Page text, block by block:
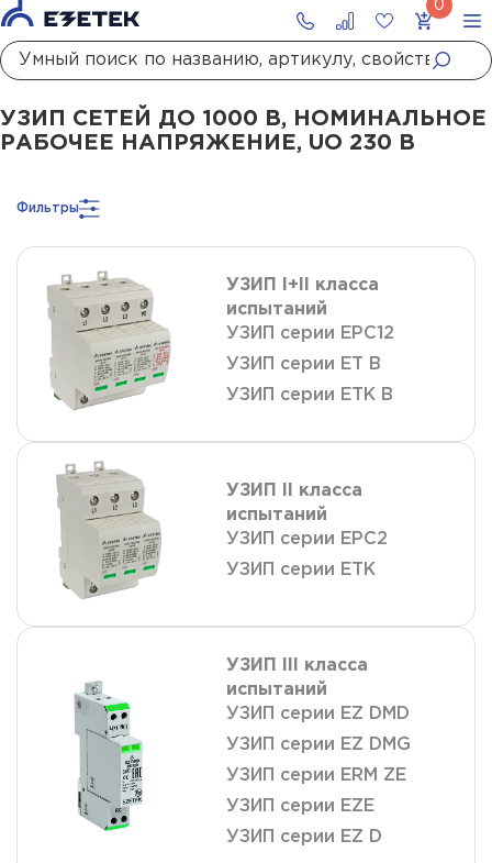
ГлавнаяКаталог УЗИПУЗИП сетей до 1000 В
УЗИП СЕТЕЙ ДО 1000 В, НОМИНАЛЬНОЕ
РАБОЧЕЕ НАПРЯЖЕНИЕ, UO 230 В
Фильтры
УЗИП I+II класса
испытаний
УЗИП серии ЕРС12
УЗИП серии ET B
УЗИП серии ETK B
УЗИП II класса
испытаний
УЗИП серии ЕРС2
УЗИП серии ETK
УЗИП III класса
испытаний
УЗИП серии EZ DMD
УЗИП серии EZ DMG
УЗИП серии ERM ZE
УЗИП серии EZE
УЗИП серии EZ D